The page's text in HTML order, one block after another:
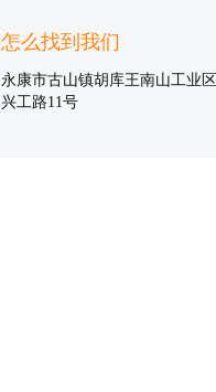
怎么找到我们
永康市古山镇胡库王南山工业区
兴工路11号